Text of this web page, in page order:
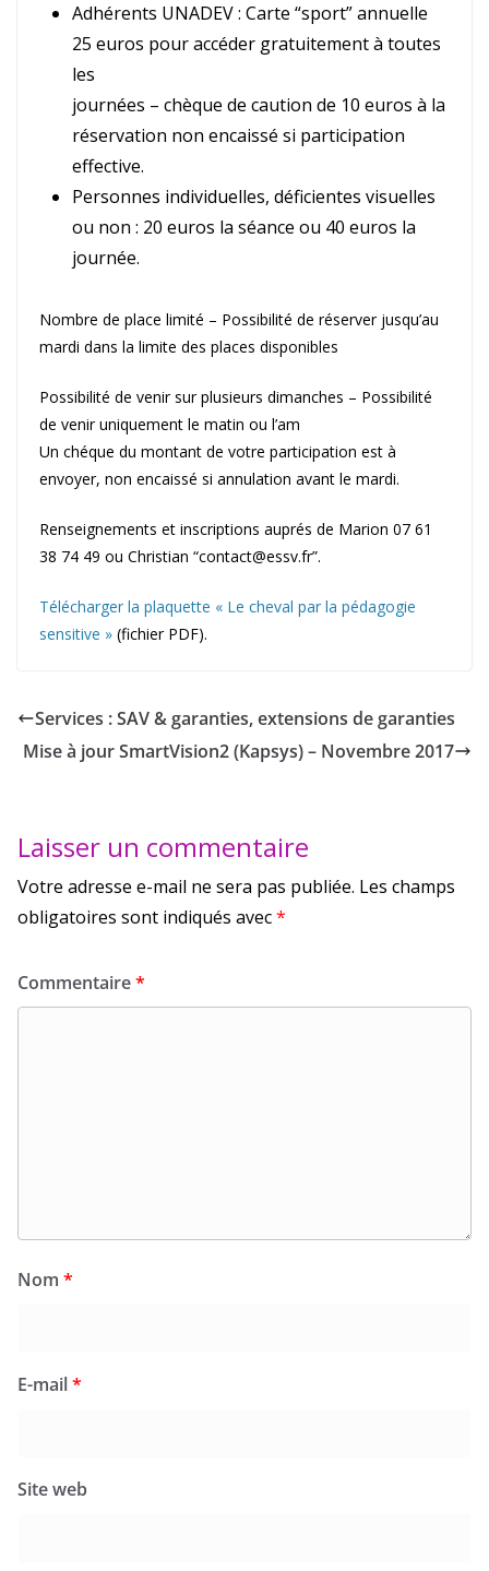
Adhérents UNADEV : Carte “sport” annuelle
25 euros pour accéder gratuitement à toutes
les
journées – chèque de caution de 10 euros à la
réservation non encaissé si participation
effective.
Personnes individuelles, déficientes visuelles
ou non : 20 euros la séance ou 40 euros la
journée.
Nombre de place limité – Possibilité de réserver jusqu’au
mardi dans la limite des places disponibles
Possibilité de venir sur plusieurs dimanches – Possibilité
de venir uniquement le matin ou l’am
Un chéque du montant de votre participation est à
envoyer, non encaissé si annulation avant le mardi.
Renseignements et inscriptions auprés de Marion 07 61
38 74 49 ou Christian “contact@essv.fr”.
Télécharger la plaquette « Le cheval par la pédagogie
sensitive » (fichier PDF).
Services : SAV & garanties, extensions de garanties
Mise à jour SmartVision2 (Kapsys) – Novembre 2017
Laisser un commentaire
Votre adresse e-mail ne sera pas publiée. Les champs
obligatoires sont indiqués avec*
Commentaire*
Nom *
E-mail*
Site web